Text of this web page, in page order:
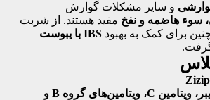
و سایر مشکلات گوارش
سوء هاضمه و نفخ مفید هستند. از شربت
برای کمک به بهبود
IBS با یبوست
فیبر، ویتامین C، ویتامین‌های گروه B و